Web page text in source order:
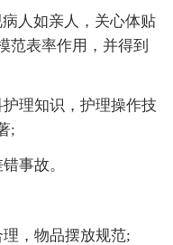
人如亲人，关心体贴
范表率作用，并得到
理知识，护理操作技
;
事故。
，物品摆放规范;